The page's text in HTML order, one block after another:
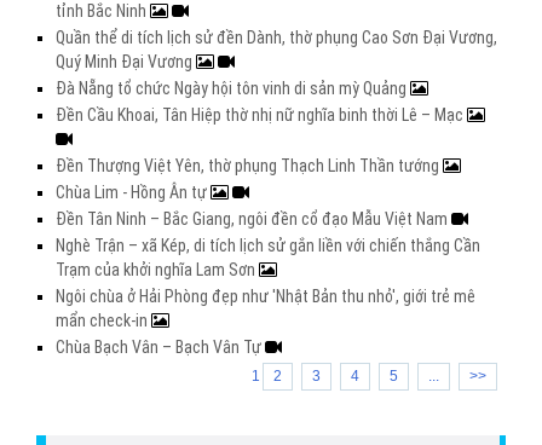
tỉnh Bắc Ninh
Quần thể di tích lịch sử đền Dành, thờ phụng Cao Sơn Đại Vương,
Quý Minh Đại Vương
Đà Nẵng tổ chức Ngày hội tôn vinh di sản mỳ Quảng
Đền Cầu Khoai, Tân Hiệp thờ nhị nữ nghĩa binh thời Lê – Mạc
Đền Thượng Việt Yên, thờ phụng Thạch Linh Thần tướng
Chùa Lim - Hồng Ân tự
Đền Tân Ninh – Bắc Giang, ngôi đền cổ đạo Mẫu Việt Nam
Nghè Trận – xã Kép, di tích lịch sử gắn liền với chiến thắng Cần
Trạm của khởi nghĩa Lam Sơn
Ngôi chùa ở Hải Phòng đẹp như 'Nhật Bản thu nhỏ', giới trẻ mê
mẩn check-in
Chùa Bạch Vân – Bạch Vân Tự
1 2 3 4 5 ... >>